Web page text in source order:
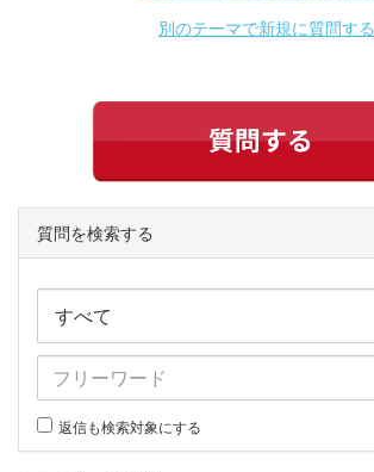
別のテーマで新規に質問する
質問を検索する
返信も検索対象にする